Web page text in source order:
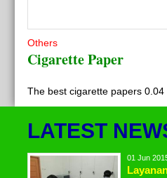
Others
Cigarette Paper
The best cigarette papers 0.04
LATEST
01 Jun